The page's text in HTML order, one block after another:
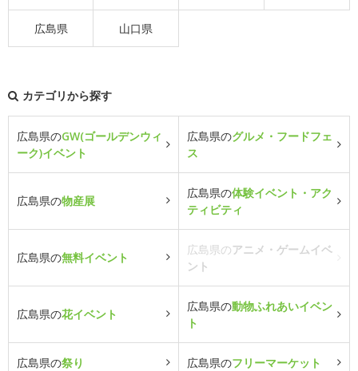
広島県 山口県
カテゴリから探す
広島県のGW(ゴールデンウィ
ーク)イベント
広島県のグルメ・フードフェ
ス
広島県の物産展
広島県の体験イベント・アク
ティビティ
広島県の無料イベント
広島県のアニメ・ゲームイベ
ント
広島県の花イベント
広島県の動物ふれあいイベン
ト
広島県の祭り 広島県のフリーマーケット